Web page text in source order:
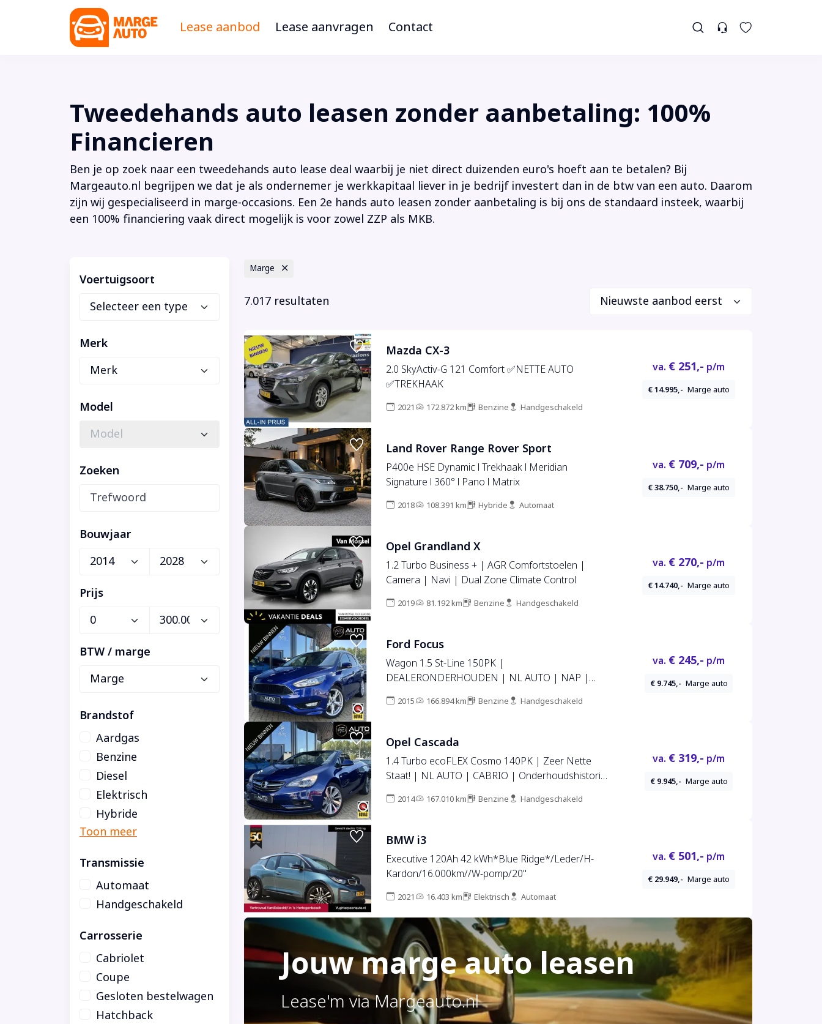
Lease aanbod Lease aanvragen Contact
Tweedehands auto leasen zonder aanbetaling: 100%
Financieren
Ben je op zoek naar een tweedehands auto lease deal waarbij je niet direct duizenden euro's hoeft aan te betalen? Bij
Margeauto.nl begrijpen we dat je als ondernemer je werkkapitaal liever in je bedrijf investert dan in de btw van een auto. Daarom
zijn wij gespecialiseerd in marge-occasions. Een 2e hands auto leasen zonder aanbetaling is bij ons de standaard insteek, waarbij
een 100% financiering vaak direct mogelijk is voor zowel ZZP als MKB.
Voertuigsoort
Merk
Model
Zoeken
Bouwjaar
Prijs
BTW / marge
Brandstof
Aardgas
Benzine
Diesel
Elektrisch
Hybride
Transmissie
Automaat
Handgeschakeld
Carrosserie
Cabriolet
Coupe
Gesloten bestelwagen
Hatchback
Marge
7.017 resultaten
Mazda CX-3
2.0 SkyActiv-G 121 Comfort ✅NETTE AUTO
✅TREKHAAK
2021 172.872 km Benzine Handgeschakeld
va. € 251,- p/m
€ 14.995,- Marge auto
Land Rover Range Rover Sport
P400e HSE Dynamic l Trekhaak l Meridian
Signature l 360° l Pano l Matrix
2018 108.391 km Hybride Automaat
va. € 709,- p/m
€ 38.750,- Marge auto
Opel Grandland X
1.2 Turbo Business + | AGR Comfortstoelen |
Camera | Navi | Dual Zone Climate Control
2019 81.192 km Benzine Handgeschakeld
va. € 270,- p/m
€ 14.740,- Marge auto
Ford Focus
Wagon 1.5 St-Line 150PK |
DEALERONDERHOUDEN | NL AUTO | NAP |
| Navigatie | Cruise Control | Climate Control |
2015 166.894 km Benzine Handgeschakeld
va. € 245,- p/m
€ 9.745,- Marge auto
Opel Cascada
1.4 Turbo ecoFLEX Cosmo 140PK | Zeer Nette
Staat! | NL AUTO | CABRIO | Onderhoudshistorie
Stoelverwarming | 19 Inch | Lederen Bekleding |
Navigatie | Climate Control | 2 Sleutels |
2014 167.010 km Benzine Handgeschakeld
va. € 319,- p/m
€ 9.945,- Marge auto
BMW i3
Executive 120Ah 42 kWh*Blue Ridge*/Leder/H-
Kardon/16.000km//W-pomp/20"
2021 16.403 km Elektrisch Automaat
va. € 501,- p/m
€ 29.949,- Marge auto
Jouw marge auto leasen
Lease'm via Margeauto.nl